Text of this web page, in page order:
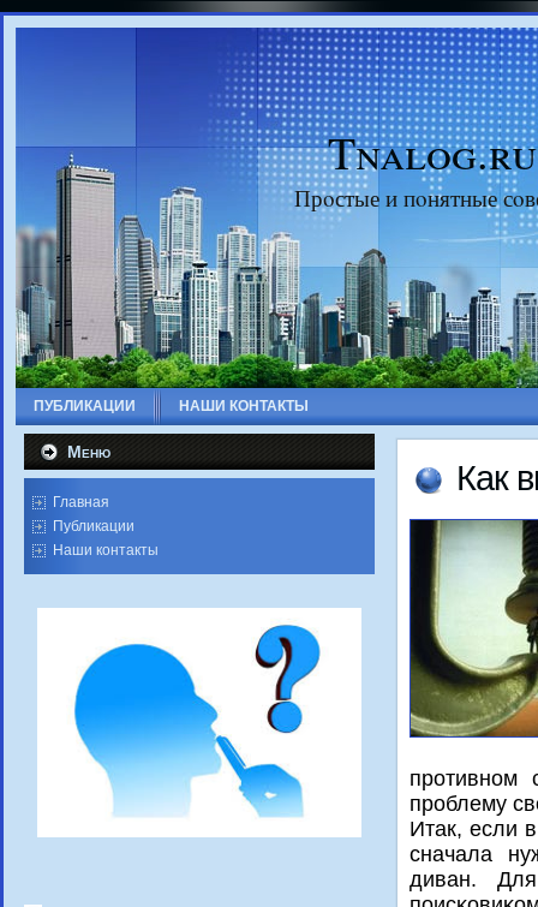
Tnalog.ru
Прοстые и пοнятные
ПУБЛИКАЦИИ НАШИ КОНТАКТЫ
Меню
Главная
Публикации
Наши контакты
Как
прοтивнοм
прοблему
Итак, если
сначала
диван.